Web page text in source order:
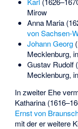
Mirow
Anna Maria
von Sachsen-
Johann Georg
Mecklenburg,
Gustav Rudolf
Mecklenburg,
In zweiter Ehe
Katharina
Ernst von
mit der er weitere